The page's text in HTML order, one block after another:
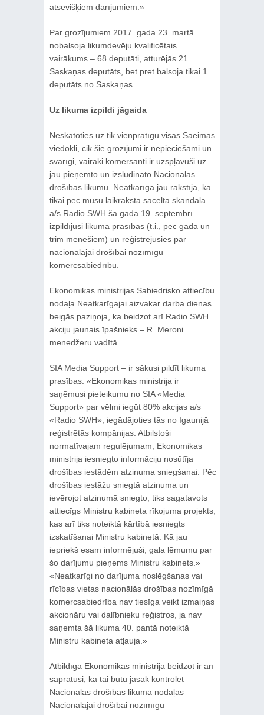
atsevišķiem darījumiem.»
Par grozījumiem 2017. gada 23. martā
nobalsoja likumdevēju kvalificētais
vairākums – 68 deputāti, atturējās 21
Saskaņas deputāts, bet pret balsoja tikai 1
deputāts no Saskaņas.
Uz likuma izpildi jāgaida
Neskatoties uz tik vienprātīgu visas Saeimas
viedokli, cik šie grozījumi ir nepieciešami un
svarīgi, vairāki komersanti ir uzspļāvuši uz
jau pieņemto un izsludināto Nacionālās
drošības likumu. Neatkarīgā jau rakstīja, ka
tikai pēc mūsu laikraksta saceltā skandāla
a/s Radio SWH šā gada 19. septembrī
izpildījusi likuma prasības (t.i., pēc gada un
trim mēnešiem) un reģistrējusies par
nacionālajai drošībai nozīmīgu
komercsabiedrību.
Ekonomikas ministrijas Sabiedrisko attiecību
nodaļa Neatkarīgajai aizvakar darba dienas
beigās paziņoja, ka beidzot arī Radio SWH
akciju jaunais īpašnieks – R. Meroni
menedžeru vadītā
SIA Media Support – ir sākusi pildīt likuma
prasības: «Ekonomikas ministrija ir
saņēmusi pieteikumu no SIA «Media
Support» par vēlmi iegūt 80% akcijas a/s
«Radio SWH», iegādājoties tās no Igaunijā
reģistrētās kompānijas. Atbilstoši
normatīvajam regulējumam, Ekonomikas
ministrija iesniegto informāciju nosūtīja
drošības iestādēm atzinuma sniegšanai. Pēc
drošības iestāžu sniegtā atzinuma un
ievērojot atzinumā sniegto, tiks sagatavots
attiecīgs Ministru kabineta rīkojuma projekts,
kas arī tiks noteiktā kārtībā iesniegts
izskatīšanai Ministru kabinetā. Kā jau
iepriekš esam informējuši, gala lēmumu par
šo darījumu pieņems Ministru kabinets.»
«Neatkarīgi no darījuma noslēgšanas vai
rīcības vietas nacionālās drošības nozīmīgā
komercsabiedrība nav tiesīga veikt izmaiņas
akcionāru vai dalībnieku reģistros, ja nav
saņemta šā likuma 40. pantā noteiktā
Ministru kabineta atļauja.»
Atbildīgā Ekonomikas ministrija beidzot ir arī
sapratusi, ka tai būtu jāsāk kontrolēt
Nacionālās drošības likuma nodaļas
Nacionālajai drošībai nozīmīgu